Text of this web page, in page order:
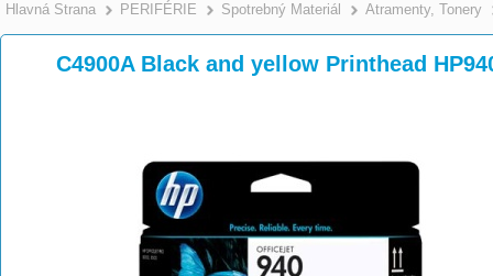
Hlavná Strana >
PERIFÉRIE >
Spotrebný Materiál >
Atramenty, Tonery
C4900A Black and yellow Printhead